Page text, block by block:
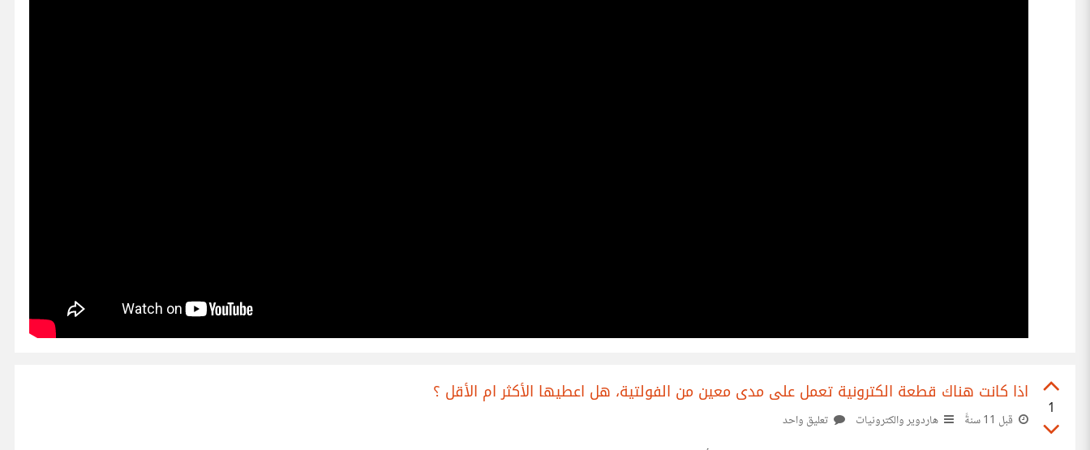
1
اذا كانت هناك قطعة الكترونية تعمل على مدى معين من الفولتية، هل اعطيها الأكثر ام الأقل ؟
قبل 11 سنةً هاردوير والكترونيات تعليق واحد